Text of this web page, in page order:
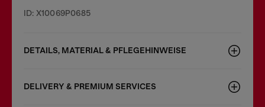
ID: X10069P0685
DETAILS, MATERIAL & PFLEGEHINWEISE
DELIVERY & PREMIUM SERVICES